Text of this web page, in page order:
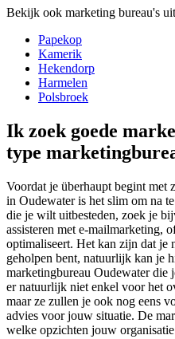
Bekijk ook marketing bureau's uit
Papekop
Kamerik
Hekendorp
Harmelen
Polsbroek
Ik zoek goede
type
Voordat je überhaupt begint met
in Oudewater is het slim om na
die je wilt uitbesteden, zoek je
assisteren met e-mailmarketing,
optimaliseert. Het kan zijn dat je
geholpen bent, natuurlijk kan je
marketingbureau Oudewater
er natuurlijk niet enkel voor het
maar ze zullen je ook nog eens
advies voor jouw situatie. De
welke opzichten jouw